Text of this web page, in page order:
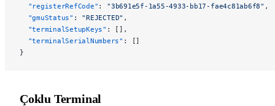
  "registerRefCode"
: "3b691e5f-1a55-4933-bb17-fae4c81ab6f8" ,
  "gmuStatus"
: "REJECTED" ,
  "terminalSetupKeys"
: [],
  "terminalSerialNumbers"
: []
}
Çoklu Terminal